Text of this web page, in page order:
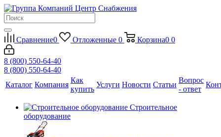
Сравнение0 Отложенные 0 Корзина0 0
8 (800) 550-64-40
8 (800) 550-64-40
Каталог Компания
Как
купить
Услуги Новости Статьи
Вопрос
- ответ
Строительное
оборудование